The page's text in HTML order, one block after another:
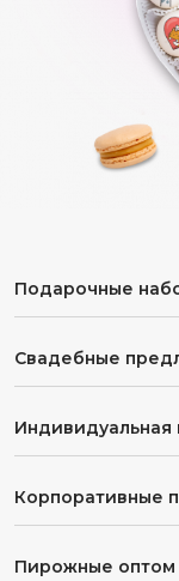
Подарочные
Свадебные
Индивидуальная
Корпоративные
Пирожные оптом